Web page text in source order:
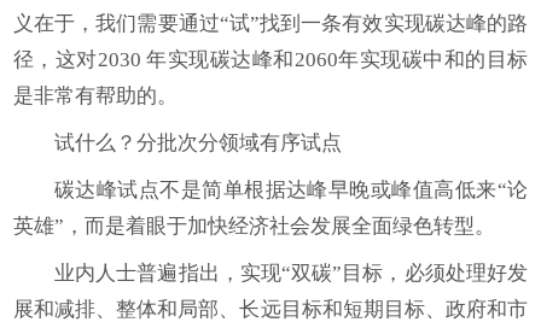
义在于，我们需要通过“试”找到一条有效实现碳达峰的路
径，这对2030 年实现碳达峰和2060年实现碳中和的目标
是非常有帮助的。
试什么？分批次分领域有序试点
碳达峰试点不是简单根据达峰早晚或峰值高低来“论
英雄”，而是着眼于加快经济社会发展全面绿色转型。
业内人士普遍指出，实现“双碳”目标，必须处理好发
展和减排、整体和局部、长远目标和短期目标、政府和市